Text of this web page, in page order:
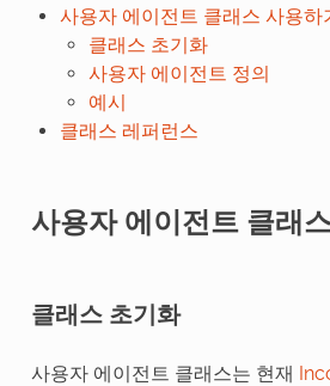
사용자 에이전트 클래스 사용하
클래스 초기화
사용자 에이전트 정의
예시
클래스 레퍼런스
사용자 에이전트 클래
클래스 초기화
사용자 에이전트 클래스는 현재